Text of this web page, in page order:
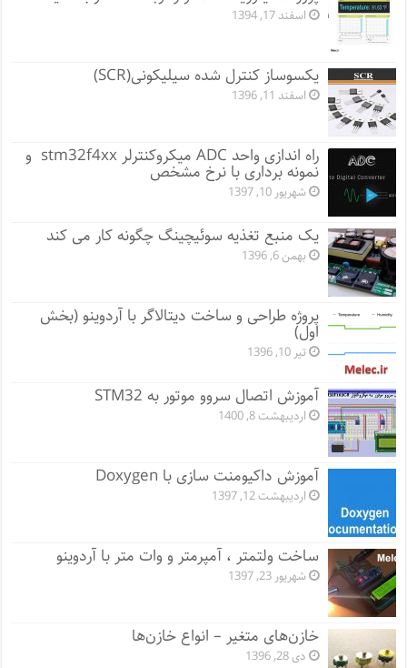
اسفند 17, 1394
یکسوساز کنترل شده سیلیکونی(SCR)
اسفند 11, 1396
راه اندازی واحد ADC میکروکنترلر stm32f4xx و
نمونه برداری با نرخ مشخص
شهریور 10, 1397
یک منبع تغذیه سوئیچینگ چگونه کار می کند
بهمن 6, 1396
پروژه طراحی و ساخت دیتالاگر با آردوینو (بخش
اول)
تیر 10, 1396
آموزش اتصال سروو موتور به STM32
اردیبهشت 8, 1400
آموزش داکیومنت سازی با Doxygen
اردیبهشت 12, 1397
ساخت ولتمتر ، آمپرمتر و وات متر با آردوینو
شهریور 23, 1397
خازن‌های متغیر – انواع خازن‌ها
دی 28, 1396